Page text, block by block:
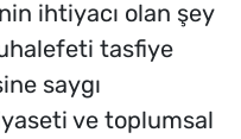
ihtiyacı olan şey
tasfiye
saygı
ve toplumsal